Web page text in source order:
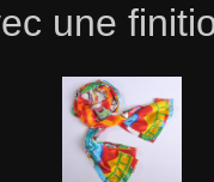
une